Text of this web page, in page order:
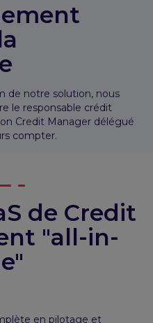
de notre solution, nous
le responsable crédit
Credit Manager délégué
compter.
de Credit
"all-in-
en pilotage et